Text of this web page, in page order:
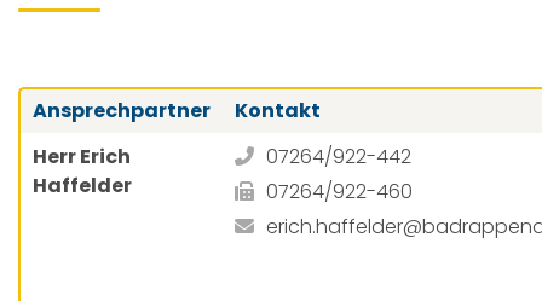
Ansprechpartner
Kontakt
Herr Erich
Haffelder
07264/922-442
07264/922-460